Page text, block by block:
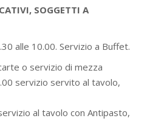
SOGGETTI A
alle 10.00. Servizio a Buffet.
o servizio di mezza
servizio servito al tavolo,
al tavolo con Antipasto,